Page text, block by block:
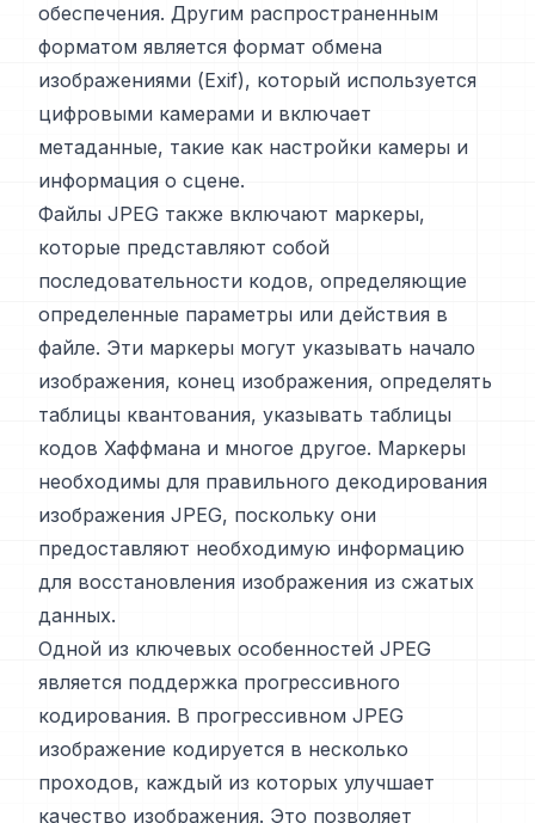
обеспечения. Другим распространенным
форматом является формат обмена
изображениями (Exif), который используется
цифровыми камерами и включает
метаданные, такие как настройки камеры и
информация о сцене.
Файлы JPEG также включают маркеры,
которые представляют собой
последовательности кодов, определяющие
определенные параметры или действия в
файле. Эти маркеры могут указывать начало
изображения, конец изображения, определять
таблицы квантования, указывать таблицы
кодов Хаффмана и многое другое. Маркеры
необходимы для правильного декодирования
изображения JPEG, поскольку они
предоставляют необходимую информацию
для восстановления изображения из сжатых
данных.
Одной из ключевых особенностей JPEG
является поддержка прогрессивного
кодирования. В прогрессивном JPEG
изображение кодируется в несколько
проходов, каждый из которых улучшает
качество изображения. Это позволяет